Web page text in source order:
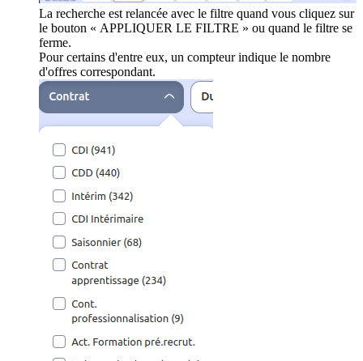
La recherche est relancée avec le filtre quand vous cliquez sur
le bouton « APPLIQUER LE FILTRE » ou quand le filtre se
ferme.
Pour certains d'entre eux, un compteur indique le nombre
d'offres correspondant.